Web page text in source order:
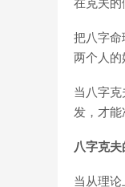
在克夫的
把八字命
两个人的
当八字
发，才能
八字克
当从理